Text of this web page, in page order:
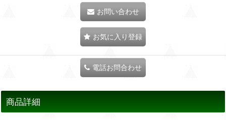
お問い合わせ
お気に入り登録
電話お問合わせ
商品詳細